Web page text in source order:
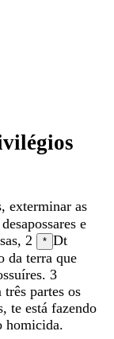
, exterminar as
desapossares e
, 2 * Dt
da terra que
. 3
três partes os
, te está fazendo
homicida.